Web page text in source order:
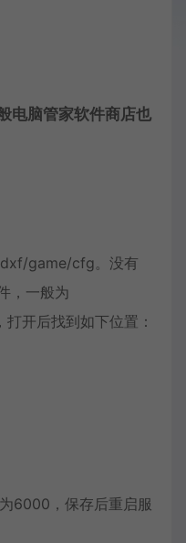
电脑管家软件商店也
game/cfg。没有
，一般为
开后找到如下位置：
6000，保存后重启服